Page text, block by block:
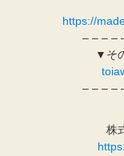
https://
– – – –
▼そ
– – – –
株